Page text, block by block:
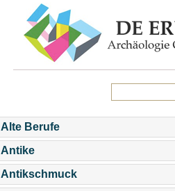
Alte Berufe
Antike
Antikschmuck